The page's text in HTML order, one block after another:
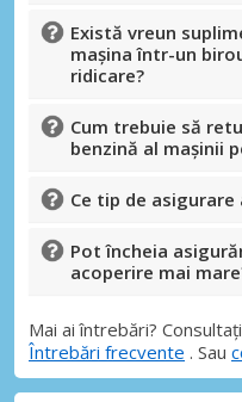
Există vreun
mașina într-un
ridicare?
Cum trebuie să
benzină al mașinii
Ce tip de asigurare
Pot încheia
acoperire mai
Mai ai întrebări?
Întrebări frecvente . Sau